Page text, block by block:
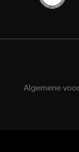
Algemene